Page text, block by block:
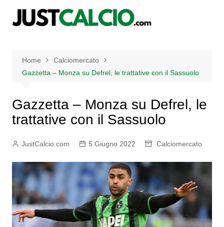
Home
Calciomercato
Gazzetta – Monza su Defrel, le trattative con il Sassuolo
Gazzetta – Monza su Defrel, le
trattative con il Sassuolo
JustCalcio.com 5 Giugno 2022 Calciomercato